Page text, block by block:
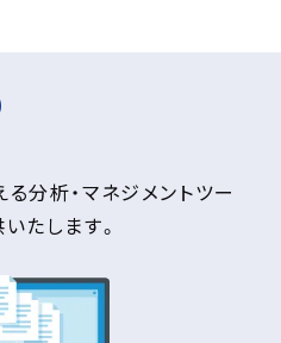
分析・マネジメントツー
たします。